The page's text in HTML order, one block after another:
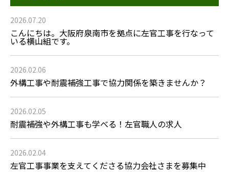
2026.07.20
こんにちは。大阪府泉南市を拠点に左官工事を行なって
いる横山組です。
2026.02.06
外構工事や耐震補強工事で協力関係を築きませんか？
2026.02.05
耐震補強や外構工事も学べる！左官職人の求人
2026.02.04
左官工事事業を支えてくださる協力会社さまを募集中